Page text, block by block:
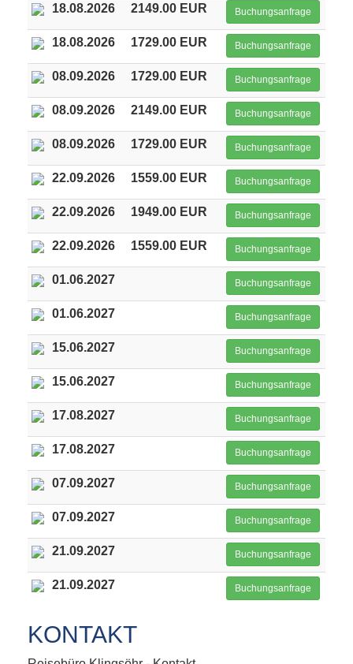
18.08.2026 2149.00 EUR Buchungsanfrage
18.08.2026 1729.00 EUR Buchungsanfrage
08.09.2026 1729.00 EUR Buchungsanfrage
08.09.2026 2149.00 EUR Buchungsanfrage
08.09.2026 1729.00 EUR Buchungsanfrage
22.09.2026 1559.00 EUR Buchungsanfrage
22.09.2026 1949.00 EUR Buchungsanfrage
22.09.2026 1559.00 EUR Buchungsanfrage
01.06.2027 Buchungsanfrage
01.06.2027 Buchungsanfrage
15.06.2027 Buchungsanfrage
15.06.2027 Buchungsanfrage
17.08.2027 Buchungsanfrage
17.08.2027 Buchungsanfrage
07.09.2027 Buchungsanfrage
07.09.2027 Buchungsanfrage
21.09.2027 Buchungsanfrage
21.09.2027 Buchungsanfrage
KONTAKT